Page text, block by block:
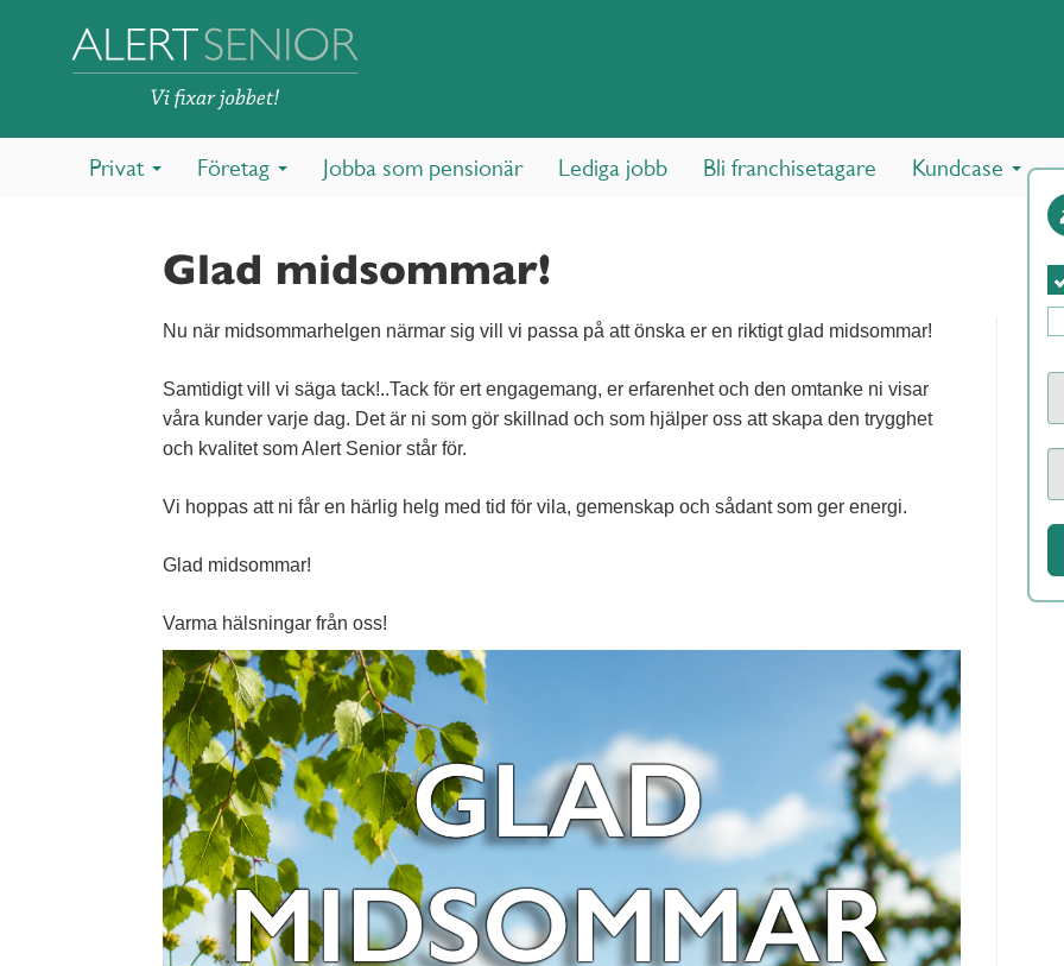
Privat Företag Jobba som pensionär Lediga jobb Bli franchisetagare Kundcase
Glad midsommar!
Nu när midsommarhelgen närmar sig vill vi passa på att önska er en riktigt glad midsommar!
Samtidigt vill vi säga tack!..Tack för ert engagemang, er erfarenhet och den omtanke ni visar
våra kunder varje dag. Det är ni som gör skillnad och som hjälper oss att skapa den trygghet
och kvalitet som Alert Senior står för.
Vi hoppas att ni får en härlig helg med tid för vila, gemenskap och sådant som ger energi.
Glad midsommar!
Varma hälsningar från oss!